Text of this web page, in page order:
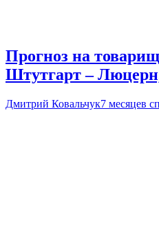
Прогноз на
Штутгарт –
Дмитрий Ковальчук7 месяцев